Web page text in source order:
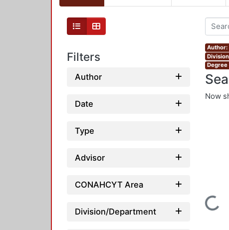
Filters
Author
Date
Type
Advisor
CONAHCYT Area
Division/Department
Author:
Now
Loading...